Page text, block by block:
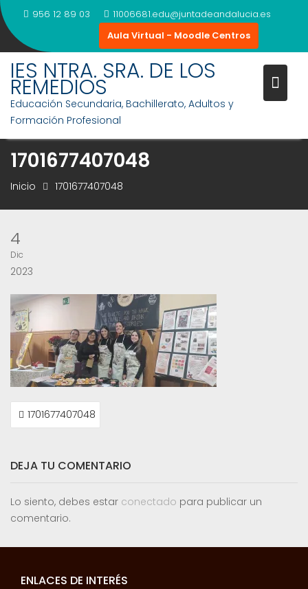
Saltar
al
contenido
956 12 89 03
11006681.edu@juntadeandalucia.es
Aula Virtual - Moodle Centros
IES NTRA. SRA. DE LOS
REMEDIOS
Educación Secundaria, Bachillerato, Adultos y
Formación Profesional
1701677407048
Inicio 1701677407048
4
Dic
2023
NAVEGACIÓN
DE1701677407048
DEJA TU COMENTARIO
Lo siento, debes estar conectado para publicar un
comentario.
ENLACES DE INTERÉS